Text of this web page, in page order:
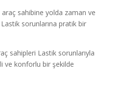
araç sahibine yolda zaman ve
sorunlarına pratik bir
sahipleri Lastik sorunlarıyla
ve konforlu bir şekilde